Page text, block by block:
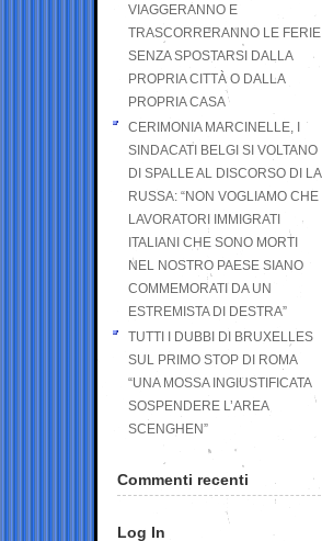
VIAGGERANNO E
TRASCORRERANNO LE FERIE
SENZA SPOSTARSI DALLA
PROPRIA CITTÀ O DALLA
PROPRIA CASA
CERIMONIA MARCINELLE, I
SINDACATI BELGI SI VOLTANO
DI SPALLE AL DISCORSO DI LA
RUSSA: “NON VOGLIAMO CHE
LAVORATORI IMMIGRATI
ITALIANI CHE SONO MORTI
NEL NOSTRO PAESE SIANO
COMMEMORATI DA UN
ESTREMISTA DI DESTRA”
TUTTI I DUBBI DI BRUXELLES
SUL PRIMO STOP DI ROMA
“UNA MOSSA INGIUSTIFICATA
SOSPENDERE L’AREA
SCENGHEN”
Commenti recenti
Log In